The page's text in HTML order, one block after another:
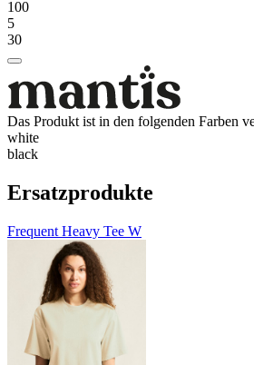
100
5
30
Das Produkt ist in den folgenden Farben
white
black
Ersatzprodukte
Frequent Heavy Tee W